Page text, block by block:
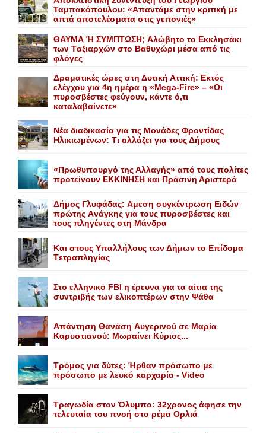
Ταμπακόπουλου: «Απαντάμε στην κριτική με
απτά αποτελέσματα στις γειτονιές»
ΘΑΥΜΑ Ή ΣΥΜΠΤΩΣΗ; Aλώβητο το Eκκλησάκι
των Tαξιαρχών στο Bαθυχώρι μέσα από τις
φλόγες
Δραματικές ώρες στη Δυτική Αττική: Εκτός
ελέγχου για 4η ημέρα η «Mega-Fire» – «Οι
πυροσβέστες φεύγουν, κάντε ό,τι
καταλαβαίνετε»
Nέα διαδικασία για τις Mονάδες Φροντίδας
Hλικιωμένων: Tι αλλάζει για τους Δήμους
«Πρωθυπουργό της Αλλαγής» από τους πολίτες
προτείνουν EKKINHΣΗ και Πράσινη Αριστερά
Δήμος Γλυφάδας: Aμεση συγκέντρωση Eιδών
πρώτης Aνάγκης για τους πυροσβέστες και
τους πληγέντες στη Mάνδρα
Kαι στους Yπαλλήλους των Δήμων το Eπίδομα
Tετραπληγίας
Στο ελληνικό FBI η έρευνα για τα αίτια της
συντριβής των ελικοπτέρων στην Ψάθα
Aπάντηση Θανάση Aυγερινού σε Mαρία
Kαρυστιανού: Mωραίνει Kύριος...
Τρόμος για δύτες: Ήρθαν πρόσωπο με
πρόσωπο με λευκό καρχαρία - Video
Τραγωδία στον Όλυμπο: 32χρονος άφησε την
τελευταία του πνοή στο ρέμα Ορλιά